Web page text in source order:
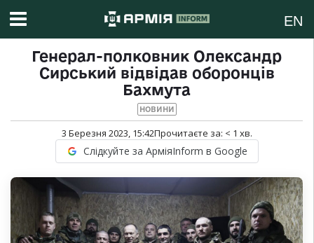
EN
Генерал-полковник Олександр
Сирський відвідав оборонців
Бахмута
НОВИНИ
3 Березня 2023, 15:42Прочитаєте за: < 1 хв.
Слідкуйте за АрміяInform в Google